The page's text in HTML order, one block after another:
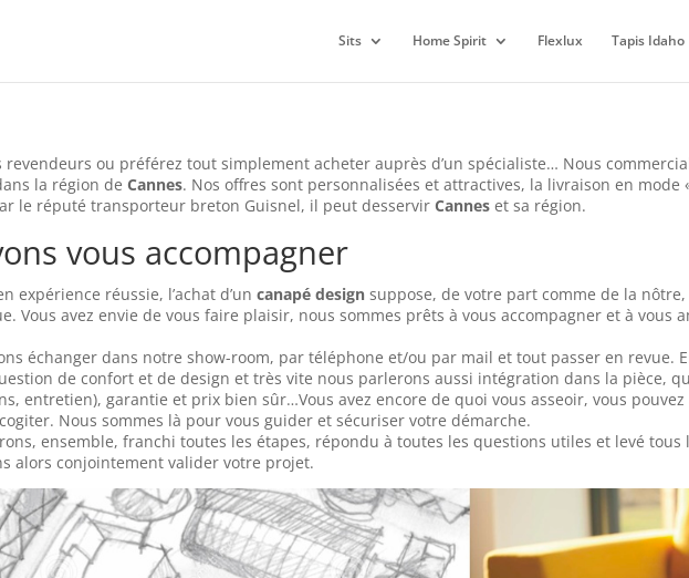
Sits Home Spirit Flexlux Tapis Idaho
revendeurs ou préférez tout simplement acheter auprès d’un spécialiste… Nous
la région deCannes. Nos offres sont personnalisées et attractives, la livraison en mode
le réputé transporteur breton Guisnel, il peut desservirCannes et sa région.
vous accompagner
expérience réussie, l’achat d’uncanapé design suppose, de votre part comme de la nôtre,
Vous avez envie de vous faire plaisir, nous sommes prêts à vous accompagner et à vous
échanger dans notre show-room, par téléphone et/ou par mail et tout passer en revue.
de confort et de design et très vite nous parlerons aussi intégration dans la pièce,
entretien), garantie et prix bien sûr…Vous avez encore de quoi vous asseoir, vous pouvez
Nous sommes là pour vous guider et sécuriser votre démarche.
ensemble, franchi toutes les étapes, répondu à toutes les questions utiles et levé tous
alors conjointement valider votre projet.